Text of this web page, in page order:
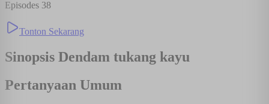
Episodes 38
Tonton Sekarang
Sinopsis Dendam tukang kayu
Pertanyaan Umum